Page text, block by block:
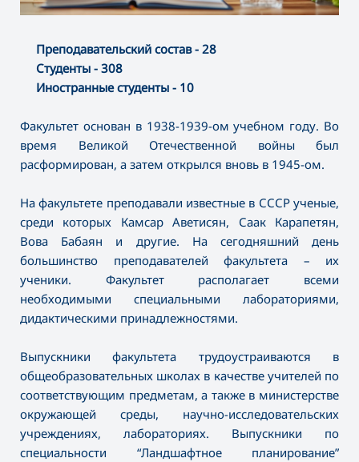
Преподавательский состав - 28
Студенты - 308
Иностранные студенты - 10
Факультет основан в 1938-1939-ом учебном году. Во
время Великой Отечественной войны был
расформирован, а затем открылся вновь в 1945-ом.
На факультете преподавали известные в СССР ученые,
среди которых Камсар Аветисян, Саак Карапетян,
Вова Бабаян и другие. На сегодняшний день
большинство преподавателей факультета – их
ученики. Факультет располагает всеми
необходимыми специальными лабораториями,
дидактическими принадлежностями.
Выпускники факультета трудоустраиваются в
общеобразовательных школах в качестве учителей по
соответствующим предметам, а также в министерстве
окружающей среды, научно-исследовательских
учреждениях, лабораториях. Выпускники по
специальности “Ландшафтное планирование”